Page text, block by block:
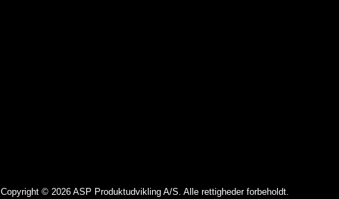
Copyright © 2026 ASP Produktudvikling A/S. Alle rettigheder forbeholdt.